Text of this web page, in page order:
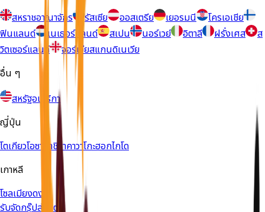
สหราชอาณาจักร
รัสเซีย ออสเตรีย เยอรมนี
โครเอเชีย
ฟินแลนด์
เนเธอร์แลนด์ สเปน นอร์เวย์ อิตาลี ฝรั่งเศส
ส
วิตเซอร์แลนด์
จอร์เจียสแกนดิเนเวีย
อื่น ๆ
สหรัฐอเมริกา
ญี่ปุ่น
โตเกียวโอซาก้าชิราคาวาโกะฮอกไกโด
เกาหลี
โซลเมียงดง
รับจัดกรุ๊ปส่วนตัว